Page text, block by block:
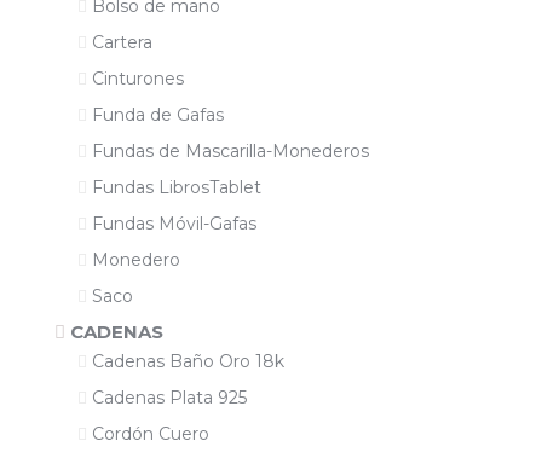
Bolso de mano
Cartera
Cinturones
Funda de Gafas
Fundas de Mascarilla-Monederos
Fundas LibrosTablet
Fundas Móvil-Gafas
Monedero
Saco
CADENAS
Cadenas Baño Oro 18k
Cadenas Plata 925
Cordón Cuero